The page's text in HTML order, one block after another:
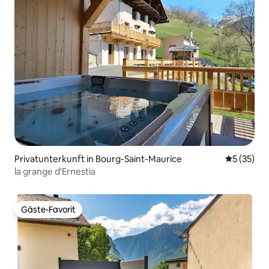
Privatunterkunft in Bourg-Saint-Maurice
5 (35)
la grange d'Ernestia
Gäste-Favorit
Gäste-Favorit